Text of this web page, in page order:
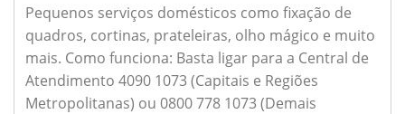
Pequenos serviços domésticos como fixação de
quadros, cortinas, prateleiras, olho mágico e muito
mais. Como funciona: Basta ligar para a Central de
Atendimento 4090 1073 (Capitais e Regiões
Metropolitanas) ou 0800 778 1073 (Demais